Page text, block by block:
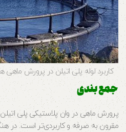
کاربرد لوله پلی اتیلن در پرورش ماهی
جمع بندی
پرورش ماهی در وان پلاستیکی پلی اتیلن
مقرون به صرفه و کاربردی‌تر است. در